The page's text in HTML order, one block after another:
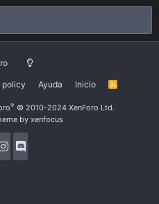
policy Ayuda Inicio
R
® © 2010-2024 XenForo Ltd.
by xenfocus